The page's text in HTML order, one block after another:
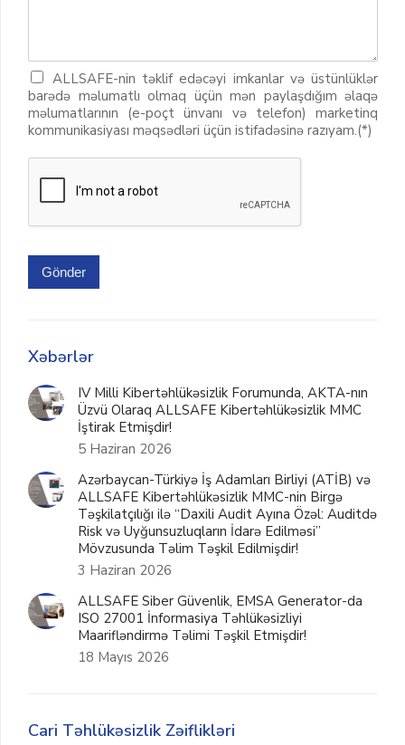
ALLSAFE-nin təklif edəcəyi imkanlar və üstünlüklər
barədə məlumatlı olmaq üçün mən paylaşdığım əlaqə
məlumatlarının (e-poçt ünvanı və telefon) marketinq
kommunikasiyası məqsədləri üçün istifadəsinə razıyam.(*)
Gönder
Xəbərlər
IV Milli Kibertəhlükəsizlik Forumunda, AKTA-nın
Üzvü Olaraq ALLSAFE Kibertəhlükəsizlik MMC
İştirak Etmişdir!
5 Haziran 2026
Azərbaycan-Türkiyə İş Adamları Birliyi (ATİB) və
ALLSAFE Kibertəhlükəsizlik MMC-nin Birgə
Təşkilatçılığı ilə “Daxili Audit Ayına Özəl: Auditdə
Risk və Uyğunsuzluqların İdarə Edilməsi”
Mövzusunda Təlim Təşkil Edilmişdir!
3 Haziran 2026
ALLSAFE Siber Güvenlik, EMSA Generator-da
ISO 27001 İnformasiya Təhlükəsizliyi
Maarifləndirmə Təlimi Təşkil Etmişdir!
18 Mayıs 2026
Cari Təhlükəsizlik Zəiflikləri